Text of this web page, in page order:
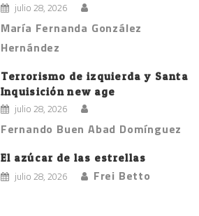
julio 28, 2026
María Fernanda González
Hernández
Terrorismo de izquierda y Santa
Inquisición new age
julio 28, 2026
Fernando Buen Abad Domínguez
El azúcar de las estrellas
julio 28, 2026 Frei Betto